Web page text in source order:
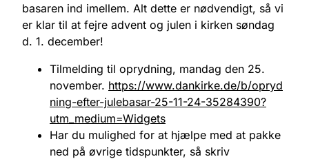
basaren ind imellem. Alt dette er nødvendigt, så vi
er klar til at fejre advent og julen i kirken søndag
d. 1. december!
Tilmelding til oprydning, mandag den 25.
november. https://www.dankirke.de/b/opryd
ning-efter-julebasar-25-11-24-35284390?
utm_medium=Widgets
Har du mulighed for at hjælpe med at pakke
ned på øvrige tidspunkter, så skriv